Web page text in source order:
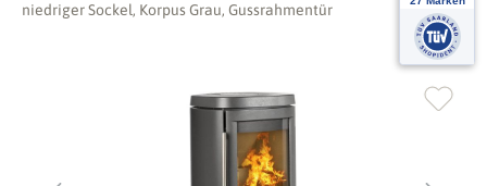
niedriger Sockel, Korpus Grau, Gussrahmentür